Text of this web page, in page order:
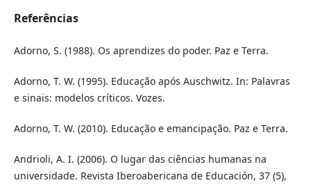
Referências
Adorno, S. (1988). Os aprendizes do poder. Paz e Terra.
Adorno, T. W. (1995). Educação após Auschwitz. In: Palavras
e sinais: modelos críticos. Vozes.
Adorno, T. W. (2010). Educação e emancipação. Paz e Terra.
Andrioli, A. I. (2006). O lugar das ciências humanas na
universidade. Revista Iberoabericana de Educación, 37 (5),